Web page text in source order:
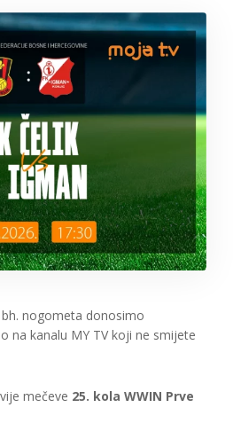
nogometa donosimo
na kanalu MY TV koji ne smijete
mečeve 25. kola WWIN Prve